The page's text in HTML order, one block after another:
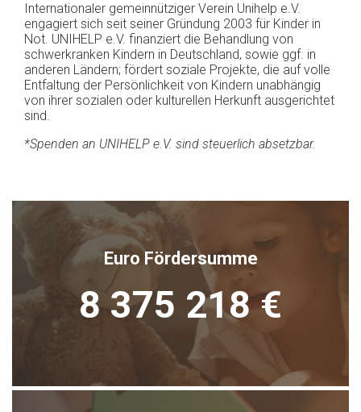
Internationaler gemeinnütziger Verein Unihelp e.V.
engagiert sich seit seiner Gründung 2003 für Kinder in
Not. UNIHELP e.V. finanziert die Behandlung von
schwerkranken Kindern in Deutschland, sowie ggf. in
anderen Ländern; fördert soziale Projekte, die auf volle
Entfaltung der Persönlichkeit von Kindern unabhängig
von ihrer sozialen oder kulturellen Herkunft ausgerichtet
sind.
*Spenden an UNIHELP e.V. sind steuerlich absetzbar.
Euro Fördersumme
8 375 218 €